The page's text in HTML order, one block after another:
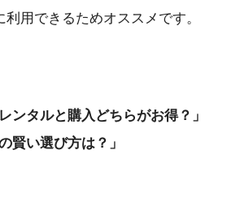
用できるためオススメです。
ンタルと購入どちらがお得？」
賢い選び方は？」